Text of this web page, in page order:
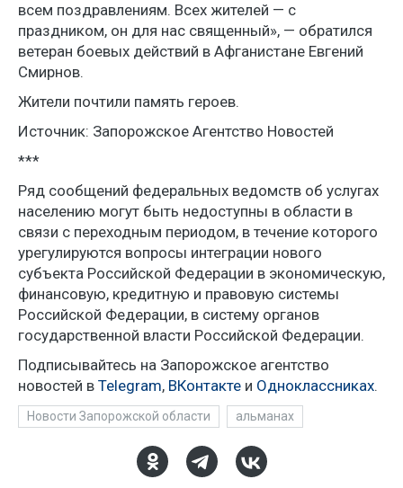
всем поздравлениям. Всех жителей — с
праздником, он для нас священный», — обратился
ветеран боевых действий в Афганистане Евгений
Смирнов.
Жители почтили память героев.
Источник: Запорожское Агентство Новостей
***
Ряд сообщений федеральных ведомств об услугах
населению могут быть недоступны в области в
связи с переходным периодом, в течение которого
урегулируются вопросы интеграции нового
субъекта Российской Федерации в экономическую,
финансовую, кредитную и правовую системы
Российской Федерации, в систему органов
государственной власти Российской Федерации.
Подписывайтесь на Запорожское агентство
новостей в Telegram, ВКонтакте и Одноклассниках.
Новости Запорожской области альманах